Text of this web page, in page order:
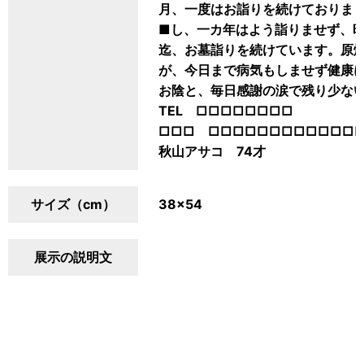
月、一度はお詣りを続けておりま
■し、一カ年はよう詣りませず、
迄、お墓詣りを続けています。原
が、今日まで病気もしませず健康
お陰と、毎日感謝の涙で残り少な
TEL □□□□□□□□
□□□
秋山アサコ 74才
サイズ（cm） 38×54
展示の説明文